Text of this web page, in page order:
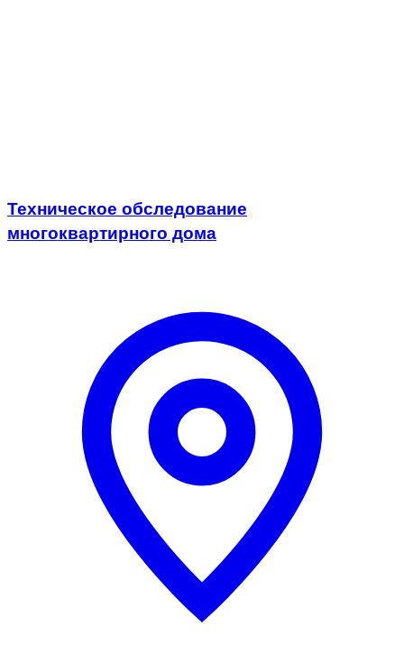
Техническое обследование
многоквартирного дома